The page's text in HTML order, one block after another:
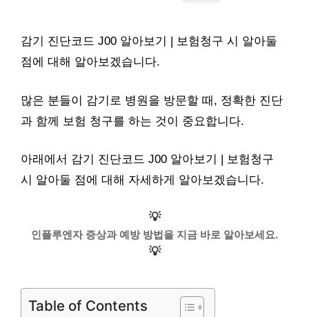
감기 진단코드 J00 알아보기 | 보험청구 시 알아둘
점에 대해 알아보겠습니다.
많은 분들이 감기로 병원을 방문할 때, 정확한 진단
과 함께 보험 청구를 하는 것이 중요합니다.
아래에서 감기 진단코드 J00 알아보기 | 보험청구
시 알아둘 점에 대해 자세하게 알아보겠습니다.
💡
인플루엔자 증상과 예방 방법을 지금 바로 알아보세요.
💡
Table of Contents